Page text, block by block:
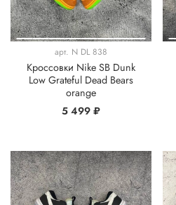
арт. N DL 838
Кроссовки Nike SB Dunk
Low Grateful Dead Bears
orange
5 499 ₽